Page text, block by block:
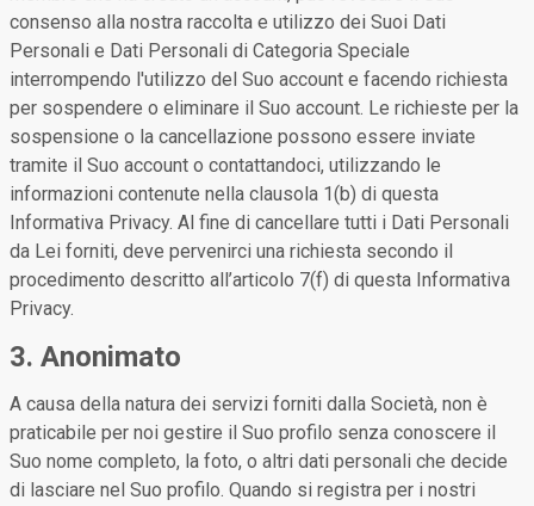
consenso alla nostra raccolta e utilizzo dei Suoi Dati
Personali e Dati Personali di Categoria Speciale
interrompendo l'utilizzo del Suo account e facendo richiesta
per sospendere o eliminare il Suo account. Le richieste per la
sospensione o la cancellazione possono essere inviate
tramite il Suo account o contattandoci, utilizzando le
informazioni contenute nella clausola 1(b) di questa
Informativa Privacy. Al fine di cancellare tutti i Dati Personali
da Lei forniti, deve pervenirci una richiesta secondo il
procedimento descritto all’articolo 7(f) di questa Informativa
Privacy.
3. Anonimato
A causa della natura dei servizi forniti dalla Società, non è
praticabile per noi gestire il Suo profilo senza conoscere il
Suo nome completo, la foto, o altri dati personali che decide
di lasciare nel Suo profilo. Quando si registra per i nostri